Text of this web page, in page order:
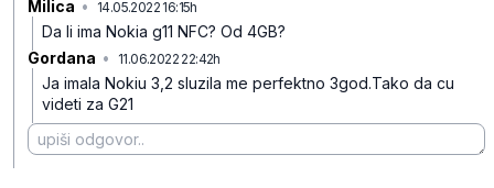
Milica • 14.05.2022 16:15h
Da li ima Nokia g11 NFC? Od 4GB?
Gordana • 11.06.2022 22:42h
Ja imala Nokiu 3,2 sluzila me perfektno 3god.Tako da cu
videti za G21